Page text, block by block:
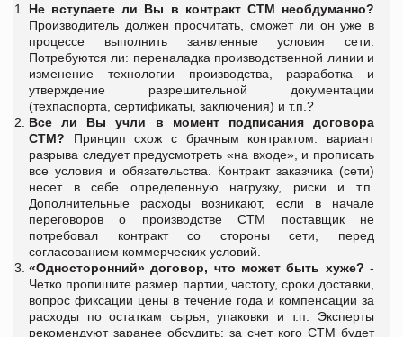
Не вступаете ли Вы в контракт СТМ необдуманно?
Производитель должен просчитать, сможет ли он уже в
процессе выполнить заявленные условия сети.
Потребуются ли: переналадка производственной линии и
изменение технологии производства, разработка и
утверждение разрешительной документации
(техпаспорта, сертификаты, заключения) и т.п.?
Все ли Вы учли в момент подписания договора
СТМ? Принцип схож с брачным контрактом: вариант
разрыва следует предусмотреть «на входе», и прописать
все условия и обязательства. Контракт заказчика (сети)
несет в себе определенную нагрузку, риски и т.п.
Дополнительные расходы возникают, если в начале
переговоров о производстве СТМ поставщик не
потребовал контракт со стороны сети, перед
согласованием коммерческих условий.
«Односторонний» договор, что может быть хуже? -
Четко пропишите размер партии, частоту, сроки доставки,
вопрос фиксации цены в течение года и компенсации за
расходы по остаткам сырья, упаковки и т.п. Эксперты
рекомендуют заранее обсудить: за счет кого СТМ будет